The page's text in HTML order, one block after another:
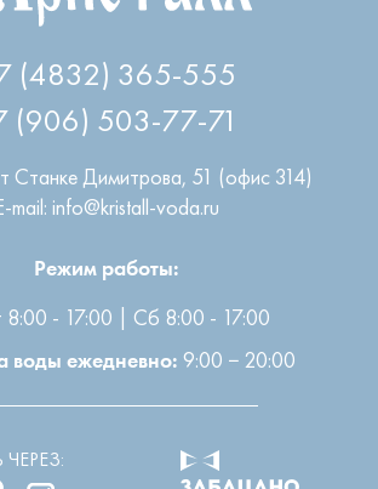
(4832) 365-555
(906) 503-77-71
т Станке Димитрова, 51 (офис 314)
mail: info@kristall-voda.ru
Режим работы:
8:00 - 17:00 | Сб 8:00 - 17:00
воды ежедневно: 9:00 − 20:00